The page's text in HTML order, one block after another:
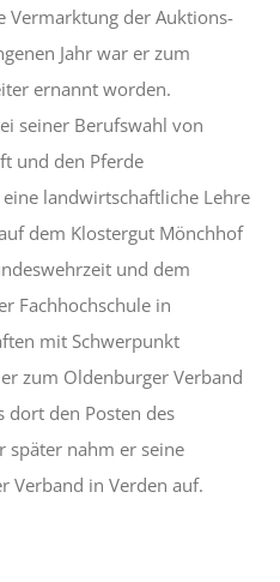
Vermarktung der Auktions-
Jahr war er zum
ernannt worden.
seiner Berufswahl von
und den Pferde
landwirtschaftliche Lehre
dem Klostergut Mönchhof
und dem
Fachhochschule in
mit Schwerpunkt
zum Oldenburger Verband
dort den Posten des
später nahm er seine
Verband in Verden auf.